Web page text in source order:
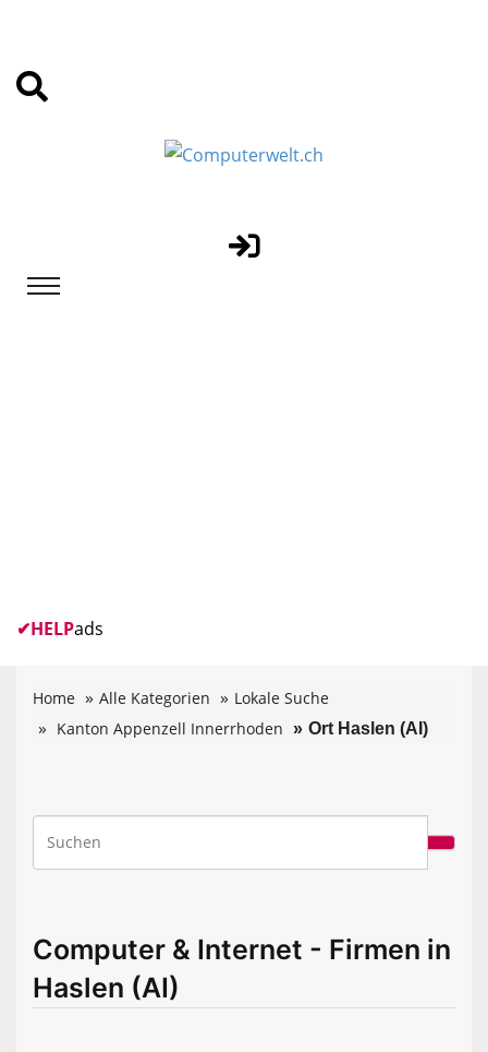
✔HELPads
Home Alle Kategorien
Lokale Suche
Kanton Appenzell Innerrhoden
Ort Haslen (AI)
Computer & Internet - Firmen in
Haslen (AI)